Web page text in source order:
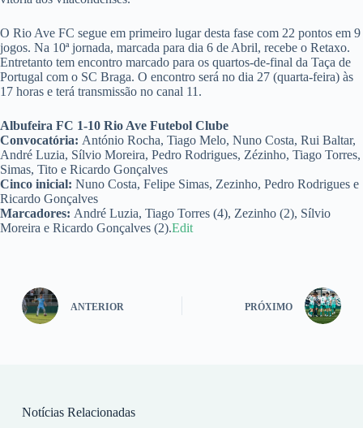
O Rio Ave FC segue em primeiro lugar desta fase com 22 pontos em 9
jogos. Na 10ª jornada, marcada para dia 6 de Abril, recebe o Retaxo.
Entretanto tem encontro marcado para os quartos-de-final da Taça de
Portugal com o SC Braga. O encontro será no dia 27 (quarta-feira) às
17 horas e terá transmissão no canal 11.
Albufeira FC 1-10 Rio Ave Futebol Clube
Convocatória: António Rocha, Tiago Melo, Nuno Costa, Rui Baltar,
André Luzia, Sílvio Moreira, Pedro Rodrigues, Zézinho, Tiago Torres,
Simas, Tito e Ricardo Gonçalves
Cinco inicial: Nuno Costa, Felipe Simas, Zezinho, Pedro Rodrigues e
Ricardo Gonçalves
Marcadores: André Luzia, Tiago Torres (4), Zezinho (2), Sílvio
Moreira e Ricardo Gonçalves (2).Edit
ANTERIOR PRÓXIMO
Notícias Relacionadas